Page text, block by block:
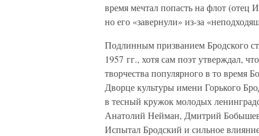
время мечтал попасть на флот (отец
но его «завернули» из-за
Подлинным призванием Бродского
1957 гг., хотя сам поэт утверждал,
творчества популярного в то время
Дворце культуры имени Горького
в тесный кружок молодых
Анатолий Нейман, Дмитрий
Испытал Бродский и сильное